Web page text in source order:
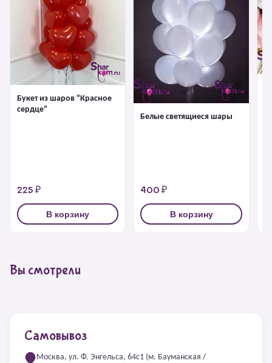
Букет из шаров “Красное
сердце”
225 ₽
В корзину
Белые светящиеся шары
400 ₽
В корзину
Вы смотрели
Самовывоз
Москва, ул. Ф. Энгельса, 64с1 (м. Бауманская /